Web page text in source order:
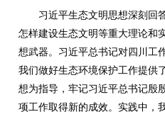
习近平生态文明思想深刻回答
怎样建设生态文明等重大理论和
想武器。习近平总书记对四川工
我们做好生态环境保护工作提供
想为指导，牢记习近平总书记殷
项工作取得新的成效。实践中，